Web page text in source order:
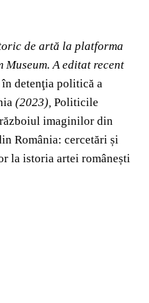
de artă la platforma
A editat recent
detenţia politică a
(2023), Politicile
imaginilor din
România: cercetări și
la istoria artei românești